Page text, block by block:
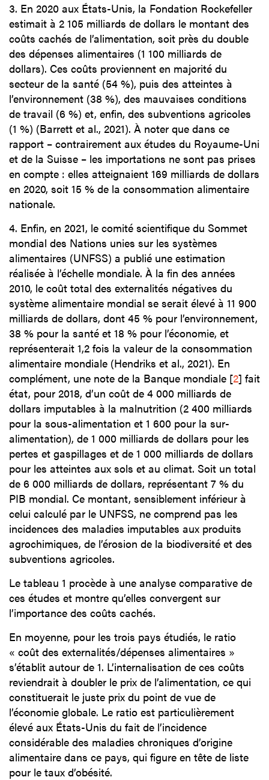
3. En 2020 aux États-Unis, la Fondation Rockefeller
estimait à 2 105 milliards de dollars le montant des
coûts cachés de l’alimentation, soit près du double
des dépenses alimentaires (1 100 milliards de
dollars). Ces coûts proviennent en majorité du
secteur de la santé (54 %), puis des atteintes à
l’environnement (38 %), des mauvaises conditions
de travail (6 %) et, enfin, des subventions agricoles
(1 %) (Barrett et al., 2021). À noter que dans ce
rapport – contrairement aux études du Royaume-Uni
et de la Suisse – les importations ne sont pas prises
en compte : elles atteignaient 169 milliards de dollars
en 2020, soit 15 % de la consommation alimentaire
nationale.
4. Enfin, en 2021, le comité scientifique du Sommet
mondial des Nations unies sur les systèmes
alimentaires (UNFSS) a publié une estimation
réalisée à l’échelle mondiale. À la fin des années
2010, le coût total des externalités négatives du
système alimentaire mondial se serait élevé à 11 900
milliards de dollars, dont 45 % pour l’environnement,
38 % pour la santé et 18 % pour l’économie, et
représenterait 1,2 fois la valeur de la consommation
alimentaire mondiale (Hendriks et al., 2021). En
complément, une note de la Banque mondiale [2] fait
état, pour 2018, d’un coût de 4 000 milliards de
dollars imputables à la malnutrition (2 400 milliards
pour la sous-alimentation et 1 600 pour la sur-
alimentation), de 1 000 milliards de dollars pour les
pertes et gaspillages et de 1 000 milliards de dollars
pour les atteintes aux sols et au climat. Soit un total
de 6 000 milliards de dollars, représentant 7 % du
PIB mondial. Ce montant, sensiblement inférieur à
celui calculé par le UNFSS, ne comprend pas les
incidences des maladies imputables aux produits
agrochimiques, de l’érosion de la biodiversité et des
subventions agricoles.
Le tableau 1 procède à une analyse comparative de
ces études et montre qu’elles convergent sur
l’importance des coûts cachés.
En moyenne, pour les trois pays étudiés, le ratio
« coût des externalités/dépenses alimentaires »
s’établit autour de 1. L’internalisation de ces coûts
reviendrait à doubler le prix de l’alimentation, ce qui
constituerait le juste prix du point de vue de
l’économie globale. Le ratio est particulièrement
élevé aux États-Unis du fait de l’incidence
considérable des maladies chroniques d’origine
alimentaire dans ce pays, qui figure en tête de liste
pour le taux d’obésité.